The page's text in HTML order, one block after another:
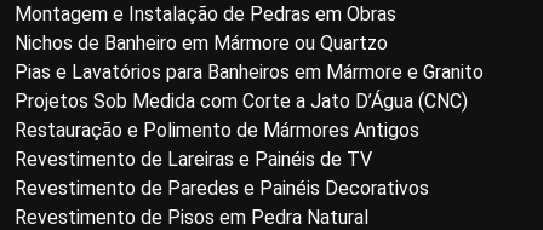
Montagem e Instalação de Pedras em Obras
Nichos de Banheiro em Mármore ou Quartzo
Pias e Lavatórios para Banheiros em Mármore e Granito
Projetos Sob Medida com Corte a Jato D’Água (CNC)
Restauração e Polimento de Mármores Antigos
Revestimento de Lareiras e Painéis de TV
Revestimento de Paredes e Painéis Decorativos
Revestimento de Pisos em Pedra Natural